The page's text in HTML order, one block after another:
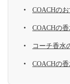
COACHの
COACHの
コーチ香水
COACHの